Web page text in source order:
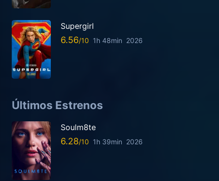
Supergirl
6.56 1h 48min 2026
Últimos Estrenos
Soulm8te
6.28 1h 39min 2026